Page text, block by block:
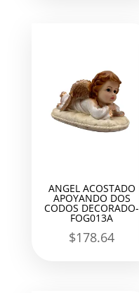
ANGEL ACOSTADO
APOYANDO DOS
CODOS DECORADO-
FOG013A
$178.64